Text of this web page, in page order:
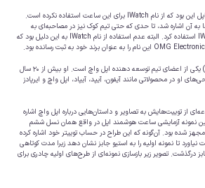
شاید در آن زمان بزرگترین سورپرایز اپل این بود که از نام IWatch برای این ساعت استفاده نکرده است.
به آن اشاره شد، تا حدی که حتی تیم کوک نیز در مصاحبه‌ای به
اشتباه به‌جای اپل واچ از نام IWatch استفاده کرد. البته عدم استفاده از نام IWatch به این دلیل بود که
عمران چادری (‌Imran Chaudhri) یکی از اعضای تیم توسعه دهنده اپل واچ است. او بیش از ۲۰ سال
او در محصولاتی مانند آیفون، آیپد، آیپاد، اپل واچ و ایرپادز
از توییت‌هایش به تصاویر و داستان‌هایی درباره اپل واچ اشاره
نمونه‌ آزمایشی ساعت هوشمند اپل در واقع همان نسل ششم
شده بود. آن‌گونه که این طراح در حساب توییتر خود اشاره کرده
تا نمونه‌ اولیه را به استیو جابز نشان دهد زیرا مدت کوتاهی
درگذشت. تصویر زیر بازسازی نمونه‌ای از طرح‌های اولیه چادری برای